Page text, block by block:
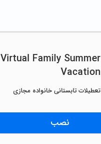
Virtual Family Summer
Vacation
تعطیلات تابستانی خانواده مجازی
نصب